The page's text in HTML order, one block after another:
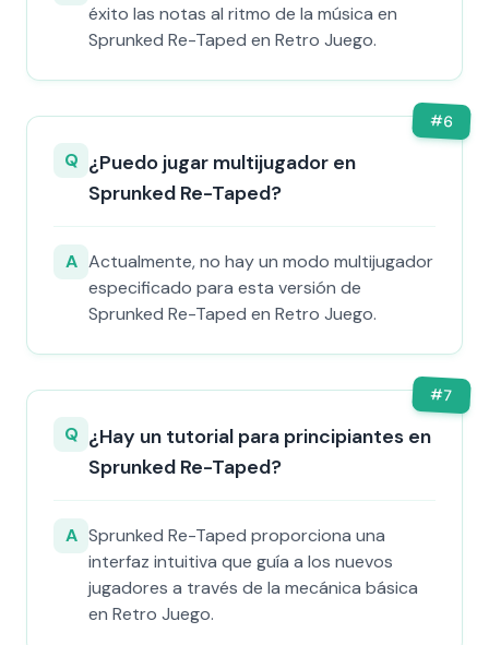
éxito las notas al ritmo de la música en
Sprunked Re-Taped en Retro Juego.
#6
Q ¿Puedo jugar multijugador en
Sprunked Re-Taped?
A Actualmente, no hay un modo multijugador
especificado para esta versión de
Sprunked Re-Taped en Retro Juego.
#7
Q ¿Hay un tutorial para principiantes en
Sprunked Re-Taped?
A Sprunked Re-Taped proporciona una
interfaz intuitiva que guía a los nuevos
jugadores a través de la mecánica básica
en Retro Juego.